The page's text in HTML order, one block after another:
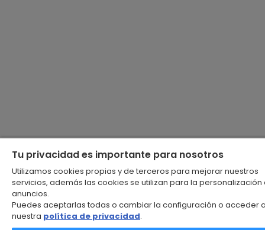
Tu privacidad es importante para nosotros
Utilizamos cookies propias y de terceros para mejorar nuestros
servicios, además las cookies se utilizan para la personalización
anuncios.
Puedes aceptarlas todas o cambiar la configuración o acceder
nuestra política de privacidad.